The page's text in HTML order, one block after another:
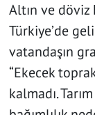
Altın ve döviz
Türkiye’de
vatandaşın
“Ekecek
kalmadı.